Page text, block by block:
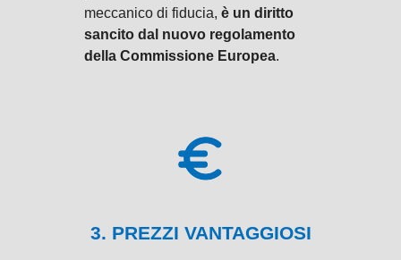
meccanico di fiducia, è un diritto
sancito dal nuovo regolamento
della Commissione Europea.
3. PREZZI VANTAGGIOSI